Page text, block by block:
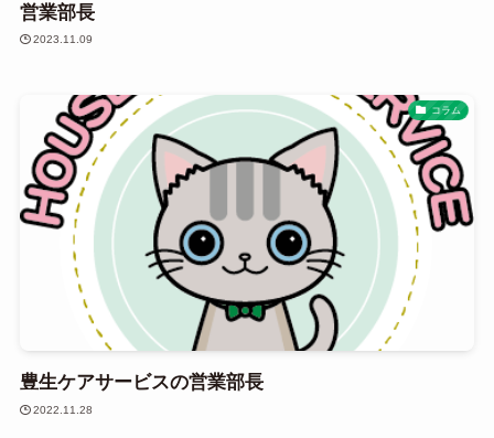
営業部長
2023.11.09
コラム
豊生ケアサービスの営業部長
2022.11.28